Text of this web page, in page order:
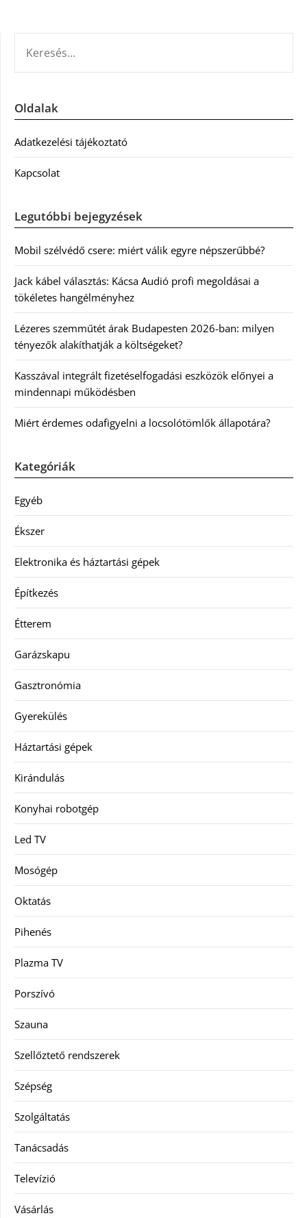
Oldalak
Adatkezelési tájékoztató
Kapcsolat
Legutóbbi bejegyzések
Mobil szélvédő csere: miért válik egyre népszerűbbé?
Jack kábel választás: Kácsa Audió profi megoldásai a
tökéletes hangélményhez
Lézeres szemműtét árak Budapesten 2026-ban: milyen
tényezők alakíthatják a költségeket?
Kasszával integrált fizetéselfogadási eszközök előnyei a
mindennapi működésben
Miért érdemes odafigyelni a locsolótömlők állapotára?
Kategóriák
Egyéb
Ékszer
Elektronika és háztartási gépek
Építkezés
Étterem
Garázskapu
Gasztronómia
Gyerekülés
Háztartási gépek
Kirándulás
Konyhai robotgép
Led TV
Mosógép
Oktatás
Pihenés
Plazma TV
Porszívó
Szauna
Szellőztető rendszerek
Szépség
Szolgáltatás
Tanácsadás
Televízió
Vásárlás